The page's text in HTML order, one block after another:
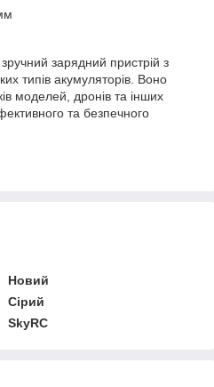
зарядний пристрій з
типів акумуляторів. Воно
моделей, дронів та інших
та безпечного
Новий
Сірий
SkyRC